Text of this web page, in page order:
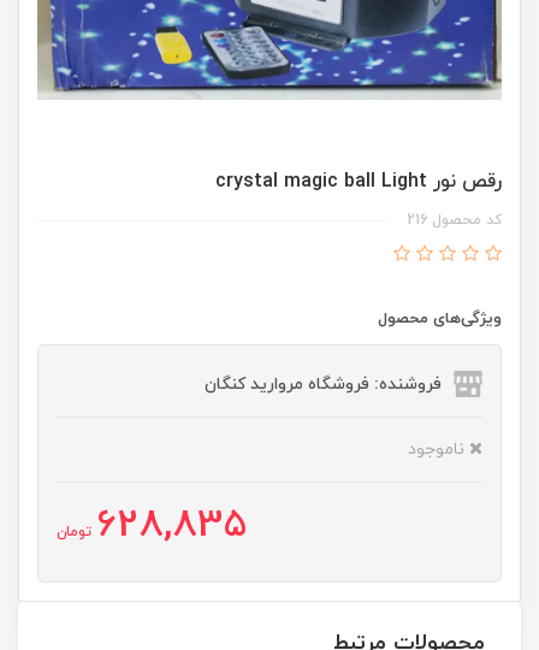
رقص نور crystal magic ball Light
کد محصول 216
ویژگی‌های محصول
فروشنده: فروشگاه مروارید کنگان
ناموجود
628,835 تومان
محصولات مرتبط